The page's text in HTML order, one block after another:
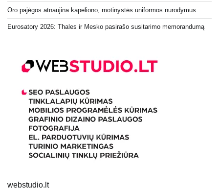
Oro pajėgos atnaujina kapeliono, motinystės uniformos nurodymus
Eurosatory 2026: Thales ir Mesko pasirašo susitarimo memorandumą
webstudio.lt